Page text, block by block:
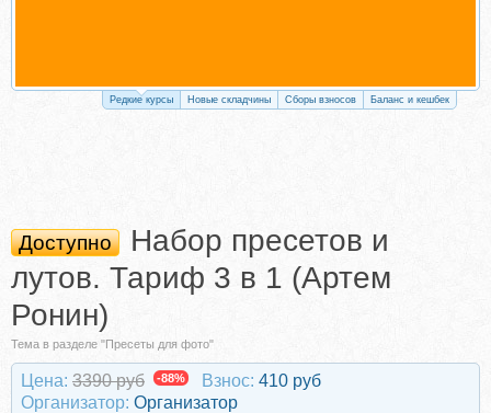
Редкие курсы Новые складчины Сборы взносов Баланс и кешбек
Доступно
Набор пресетов и
лутов. Тариф 3 в 1 (Артем
Ронин)
Тема в разделе "Пресеты для фото"
Цена: 3390 руб -88% Взнос: 410 руб
Организатор: Организатор